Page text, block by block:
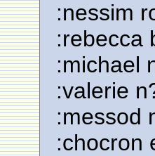
:nessim
:rebecca
:michael
:valerie
:messod
:chocron